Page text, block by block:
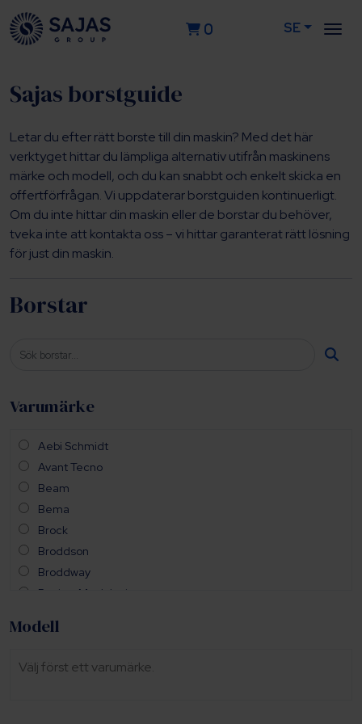
0 SE
Sajas borstguide
Letar du efter rätt borste till din maskin? Med det här
verktyget hittar du lämpliga alternativ utifrån maskinens
märke och modell, och du kan snabbt och enkelt skicka en
offertförfrågan. Vi uppdaterar borstguiden kontinuerligt.
Om du inte hittar din maskin eller de borstar du behöver,
tveka inte att kontakta oss – vi hittar garanterat rätt lösning
för just din maskin.
Borstar
Varumärke
Aebi Schmidt
Avant Tecno
Beam
Bema
Brock
Broddson
Broddway
Bucher Municipal
Farm Machinery Group
Johnston
Modell
Välj först ett varumärke.